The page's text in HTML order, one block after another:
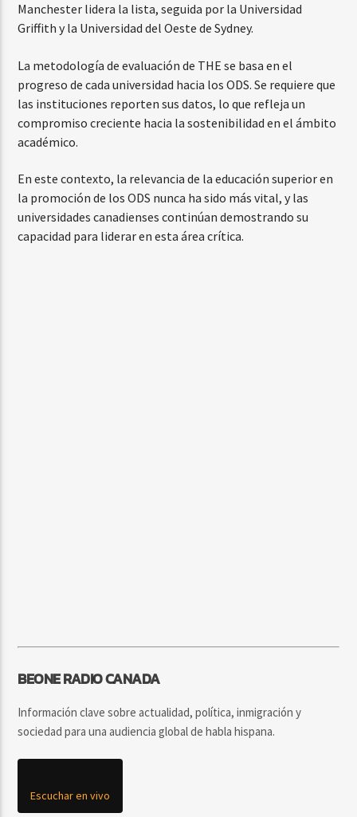
Manchester lidera la lista, seguida por la Universidad
Griffith y la Universidad del Oeste de Sydney.
La metodología de evaluación de THE se basa en el
progreso de cada universidad hacia los ODS. Se requiere que
las instituciones reporten sus datos, lo que refleja un
compromiso creciente hacia la sostenibilidad en el ámbito
académico.
En este contexto, la relevancia de la educación superior en
la promoción de los ODS nunca ha sido más vital, y las
universidades canadienses continúan demostrando su
capacidad para liderar en esta área crítica.
BEONE RADIO CANADA
Información clave sobre actualidad, política, inmigración y
sociedad para una audiencia global de habla hispana.
Escuchar en vivo